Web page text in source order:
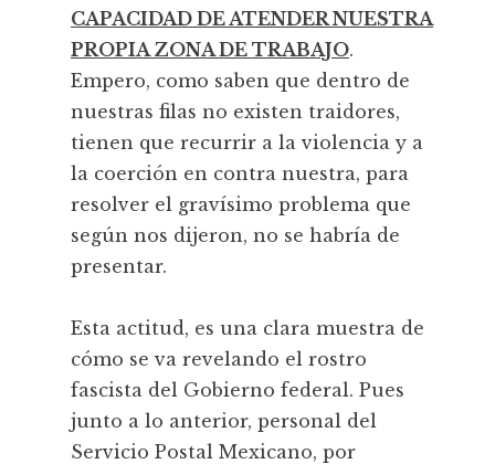
CAPACIDAD DE ATENDER NUESTRA
PROPIA ZONA DE TRABAJO.
Empero, como saben que dentro de
nuestras filas no existen traidores,
tienen que recurrir a la violencia y a
la coerción en contra nuestra, para
resolver el gravísimo problema que
según nos dijeron, no se habría de
presentar.
Esta actitud, es una clara muestra de
cómo se va revelando el rostro
fascista del Gobierno federal. Pues
junto a lo anterior, personal del
Servicio Postal Mexicano, por